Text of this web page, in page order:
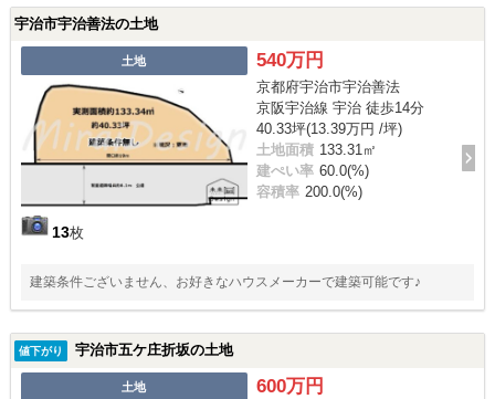
宇治市宇治善法の土地
土地
13枚
540万円
京都府宇治市宇治善法
京阪宇治線 宇治 徒歩14分
40.33坪(13.39万円 /坪)
土地面積 133.31㎡
建ぺい率 60.0(%)
容積率 200.0(%)
建築条件ございません、お好きなハウスメーカーで建築可能です♪
値下がり 宇治市五ケ庄折坂の土地
土地 600万円